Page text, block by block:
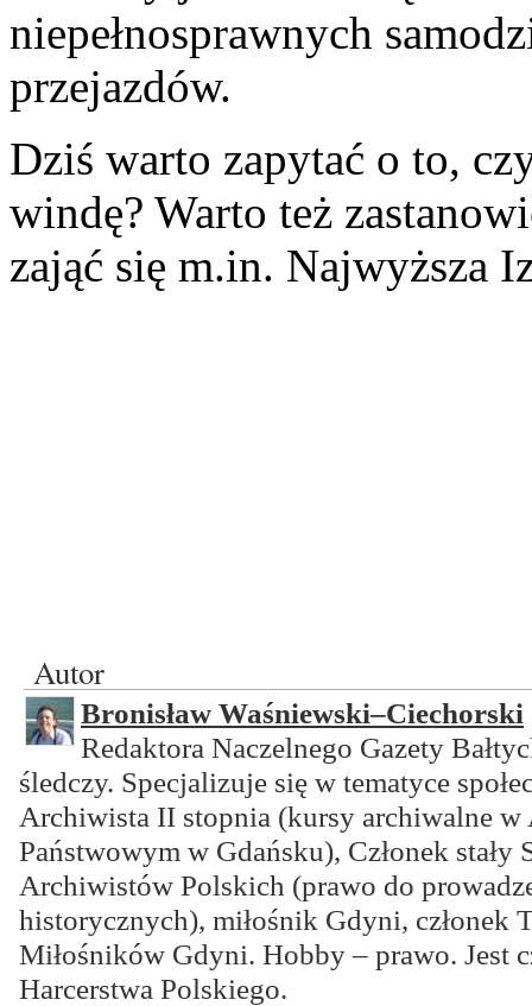
niepełnosprawnych
przejazdów.
Dziś warto zapytać o to,
windę? Warto też
zająć się m.in. Najwyższa
Autor
Bronisław Waśniewski–Ciechorski
Redaktora Naczelnego Gazety
śledczy. Specjalizuje się w tematyce
Archiwista II stopnia (kursy archiwalne
Państwowym w Gdańsku), Członek stały
Archiwistów Polskich (prawo do
historycznych), miłośnik Gdyni, członek
Miłośników Gdyni. Hobby – prawo. Jest
Harcerstwa Polskiego.